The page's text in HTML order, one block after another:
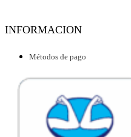
INFORMACION
Métodos de pago